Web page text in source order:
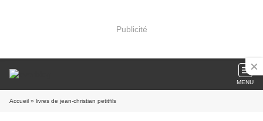
Publicité
MENU
Accueil » livres de jean-christian petitfils